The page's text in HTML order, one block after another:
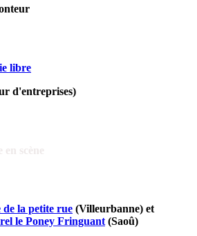
libre
d'entreprises)
la petite rue(Villeurbanne) et
le Poney Fringuant(Saoû)